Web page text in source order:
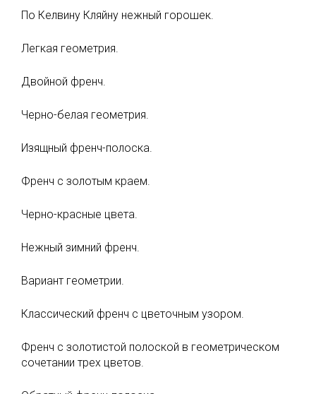
По Келвину Кляйну нежный горошек.
Легкая геометрия.
Двойной френч.
Черно-белая геометрия.
Изящный френч-полоска.
Френч с золотым краем.
Черно-красные цвета.
Нежный зимний френч.
Вариант геометрии.
Классический френч с цветочным узором.
Френч с золотистой полоской в геометрическом
сочетании трех цветов.